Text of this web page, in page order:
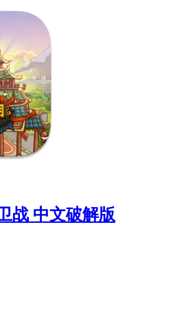
战 中文破解版